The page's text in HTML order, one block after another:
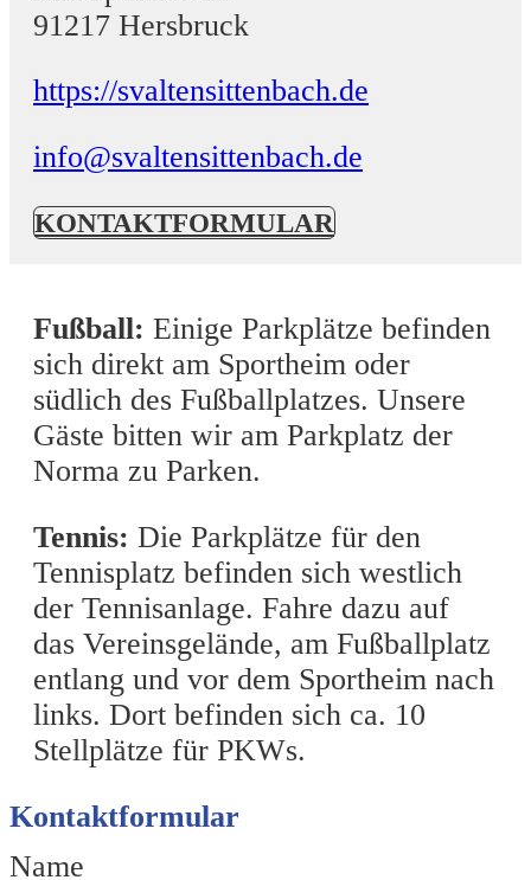
91217 Hersbruck
https://svaltensittenbach.de
info@svaltensittenbach.de
KONTAKTFORMULAR
Fußball: Einige Parkplätze befinden
sich direkt am Sportheim oder
südlich des Fußballplatzes. Unsere
Gäste bitten wir am Parkplatz der
Norma zu Parken.
Tennis: Die Parkplätze für den
Tennisplatz befinden sich westlich
der Tennisanlage. Fahre dazu auf
das Vereinsgelände, am Fußballplatz
entlang und vor dem Sportheim nach
links. Dort befinden sich ca. 10
Stellplätze für PKWs.
Kontaktformular
Name